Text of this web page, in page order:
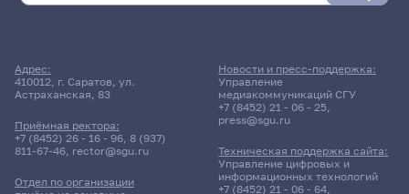
Автоматизированные
системы управления
171гр., КНиИТ
Д/о
Адрес:
410012, г. Саратов, ул.
Астраханская, 83
Приёмная ректора:
+7 (8452) 26 - 16 - 96, 8 (937)
811-67-46, rector@sgu.ru
Отдел по организации
Новости и пресс-поддержка:
Управление
медиакоммуникаций СГУ
+7 (8452) 21 - 06 - 25,
press@sgu.ru
Техническая поддержка сайта:
Управление цифровых и
информационных технологий
+7 (8452) 21 - 06 - 64,